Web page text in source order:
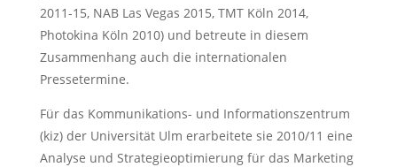
2011-15, NAB Las Vegas 2015, TMT Köln 2014,
Photokina Köln 2010) und betreute in diesem
Zusammenhang auch die internationalen
Pressetermine.
Für das Kommunikations- und Informationszentrum
(kiz) der Universität Ulm erarbeitete sie 2010/11 eine
Analyse und Strategieoptimierung für das Marketing